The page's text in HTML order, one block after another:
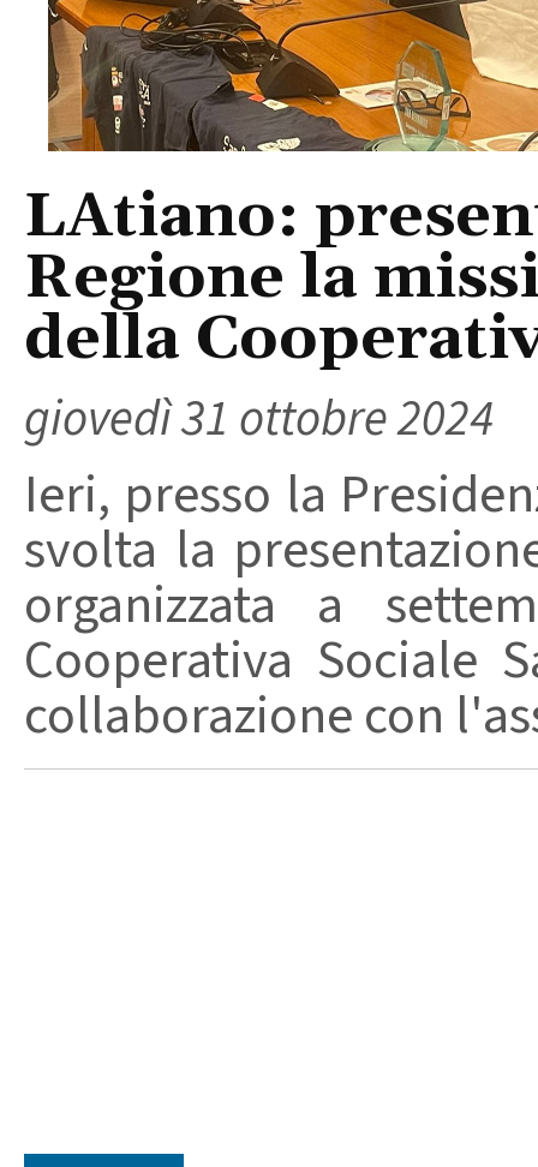
LAtiano:
Regione la
della
giovedì 31 ottobre 2024
Ieri, presso la
svolta la
organizzata a
Cooperativa Sociale
collaborazione con